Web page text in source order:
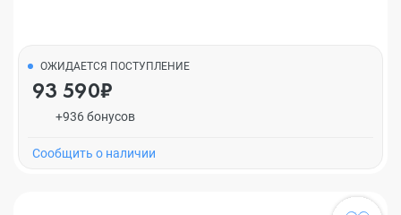
ОЖИДАЕТСЯ ПОСТУПЛЕНИЕ
93 590₽
+936 бонусов
Cообщить о наличии